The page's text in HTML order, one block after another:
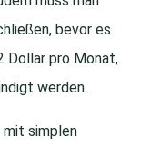
bevor es
Dollar pro Monat,
werden.
mit simplen